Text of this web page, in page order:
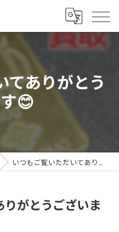
てありがとう
😊
いつもご覧いただいてありがとうございます😊
がとうございま